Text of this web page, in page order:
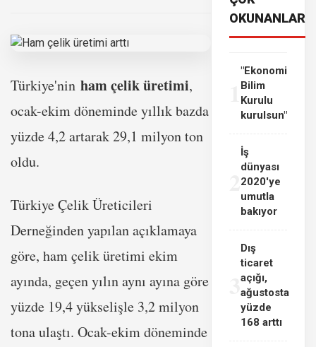
Türkiye'nin ham çelik üretimi,
ocak-ekim döneminde yıllık bazda
yüzde 4,2 artarak 29,1 milyon ton
oldu.
Türkiye Çelik Üreticileri
Derneğinden yapılan açıklamaya
göre, ham çelik üretimi ekim
ayında, geçen yılın aynı ayına göre
yüzde 19,4 yükselişle 3,2 milyon
tona ulaştı. Ocak-ekim döneminde
OKUNANLAR
"Ekonomi
Bilim
Kurulu
kurulsun"
İş
dünyası
2020'ye
umutla
bakıyor
3
Dış
ticaret
açığı,
ağustosta
yüzde
168 arttı